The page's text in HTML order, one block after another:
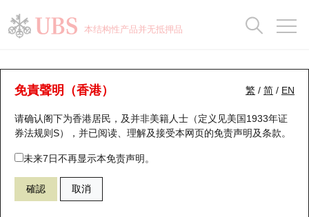
本结构性产品并无抵押品
繁 / 简 / EN
免責聲明（香港）
请确认阁下为香港居民，及并非美籍人士（定义见美国1933年证
券法规则S），并已阅读、理解及接受本网页的免责声明及条款。
未来7日不再显示本免责声明。
確認 取消
认股证分析仪
表现 街货统计 比较
11074 瑞银认沽 N225 日经平均指数
瑞银认股证一览
新发行瑞银认股证
即将到期认股证
认股证到期结算价查找
街货统计
比较
牛熊全景快搜
牛熊证搜寻
牛熊证街货分布图
正股牛熊证列表
街货统计
比较
十大升幅/跌幅
十大认股证成交分布
十天股证占大市成交
资金流
正股分析仪
二十大活跃股份
恒指成份股
国指成份股
持股比重
显示所有持股比重
每月轮证大市专题
轮证专栏
讲座及教育短片
认股证投资者教育